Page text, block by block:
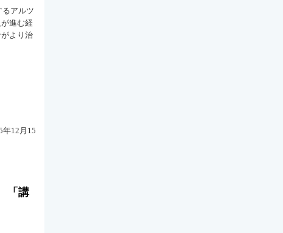
るアルツ
進む経
より治
年12月15
「講